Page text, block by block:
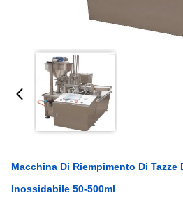
Macchina Di Riempimento Di Tazze
Inossidabile 50-500ml